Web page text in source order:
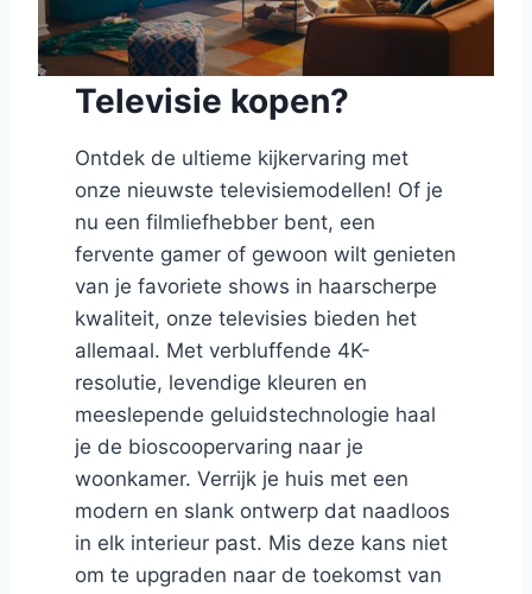
Televisie kopen?
Ontdek de ultieme kijkervaring met
onze nieuwste televisiemodellen! Of je
nu een filmliefhebber bent, een
fervente gamer of gewoon wilt genieten
van je favoriete shows in haarscherpe
kwaliteit, onze televisies bieden het
allemaal. Met verbluffende 4K-
resolutie, levendige kleuren en
meeslepende geluidstechnologie haal
je de bioscoopervaring naar je
woonkamer. Verrijk je huis met een
modern en slank ontwerp dat naadloos
in elk interieur past. Mis deze kans niet
om te upgraden naar de toekomst van